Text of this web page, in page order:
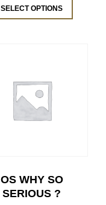
SELECT OPTIONS
OS WHY SO
SERIOUS ?